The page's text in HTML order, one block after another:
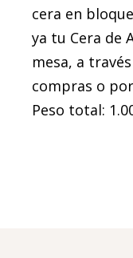
cera en
ya tu Cera de
mesa, a
compras o
Peso total: